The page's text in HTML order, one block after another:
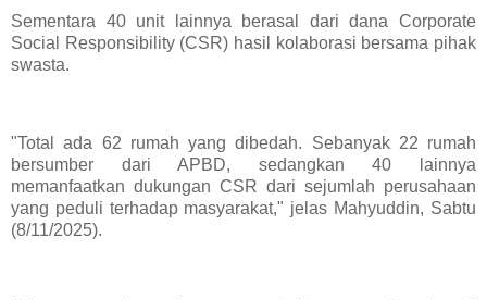
Sementara 40 unit lainnya berasal dari dana Corporate
Social Responsibility (CSR) hasil kolaborasi bersama pihak
swasta.
"Total ada 62 rumah yang dibedah. Sebanyak 22 rumah
bersumber dari APBD, sedangkan 40 lainnya
memanfaatkan dukungan CSR dari sejumlah perusahaan
yang peduli terhadap masyarakat," jelas Mahyuddin, Sabtu
(8/11/2025).